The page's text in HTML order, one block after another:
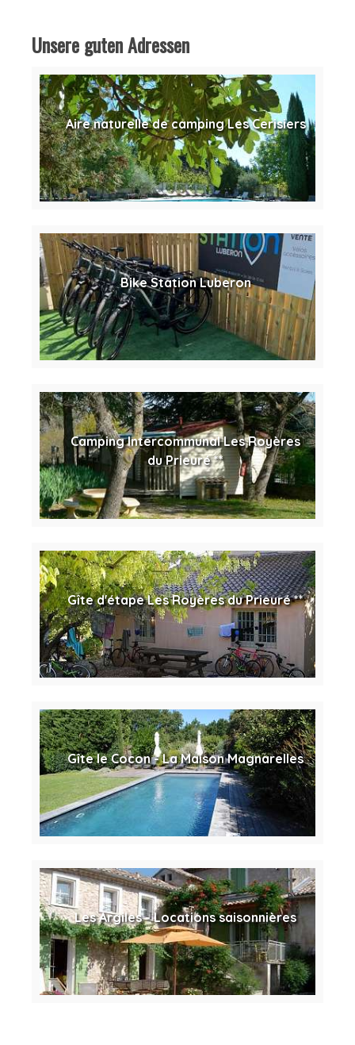
Unsere guten Adressen
Aire naturelle de camping Les Cerisiers
Bike Station Luberon
Camping Intercommunal Les Royères
du Prieuré **
Gîte d'étape Les Royères du Prieuré **
Gîte le Cocon - La Maison Magnarelles
Les Argiles - Locations saisonnières